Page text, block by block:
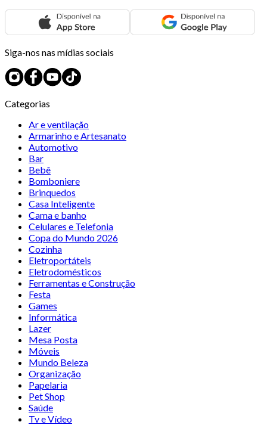
Siga-nos nas mídias sociais
Categorias
Ar e ventilação
Armarinho e Artesanato
Automotivo
Bar
Bebê
Bomboniere
Brinquedos
Casa Inteligente
Cama e banho
Celulares e Telefonia
Copa do Mundo 2026
Cozinha
Eletroportáteis
Eletrodomésticos
Ferramentas e Construção
Festa
Games
Informática
Lazer
Mesa Posta
Móveis
Mundo Beleza
Organização
Papelaria
Pet Shop
Saúde
Tv e Vídeo